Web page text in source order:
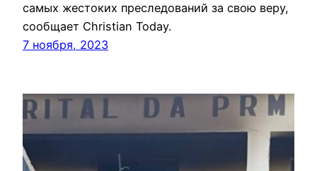
самых жестоких преследований за свою веру,
сообщает Christian Today.
7 ноября, 2023